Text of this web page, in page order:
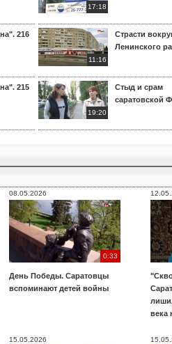
216
215
17:18
11:16
Страсти
Ленинского
19:20
Стыд и срам
саратовской
08.05.2026
0:33
День Победы. Саратовцы
вспоминают детей войны
века
15.05.2026